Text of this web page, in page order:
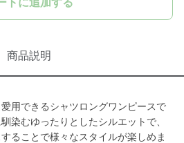
トに追加する
商品説明
用できるシャツロングワンピースで
染むゆったりとしたシルエットで、
ることで様々なスタイルが楽しめま